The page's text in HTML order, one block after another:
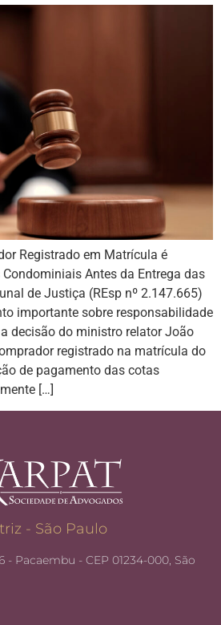
Registrado em Matrícula é
Antes da Entrega das
de Justiça (REsp nº 2.147.665)
importante sobre responsabilidade
decisão do ministro relator João
registrado na matrícula do
de pagamento das cotas
[…]
- São Paulo
- Pacaembu - CEP 01234-000, São